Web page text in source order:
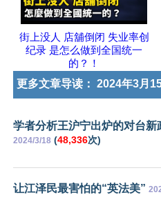
街上没人 店舖倒闭 失业率创
纪录 是怎么做到全国统一
的？！
更多文章导读： 2024年3月
学者分析王沪宁出炉的对台新
2024/3/18 (48,336次)
让江泽民最害怕的“英法美”